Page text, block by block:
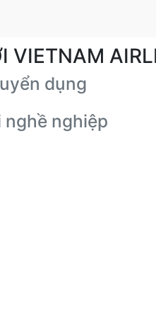
VIETNAM
dụng
nghề nghiệp